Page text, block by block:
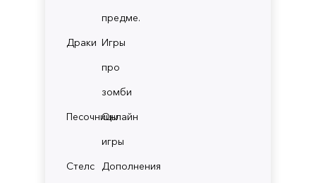
предме.
Драки Игры
про
зомби
ПесочницыОнлайн
игры
Стелс
Дополнения